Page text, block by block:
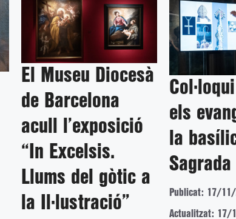
El Museu Diocesà
de Barcelona
acull l’exposició
“In Excelsis.
Llums del gòtic a
la Il·lustració”
els
la
Publicat: 17/
Actualitzat: 17/